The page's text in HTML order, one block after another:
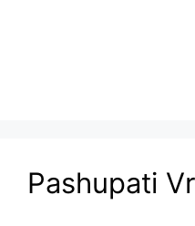
Pashupati